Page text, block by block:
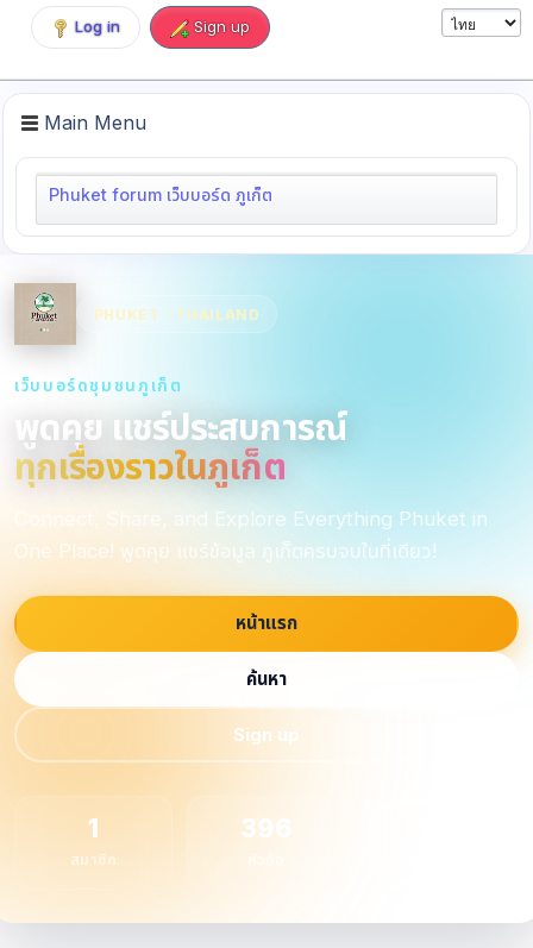
Log in Sign up
Main Menu
Phuket forum เว็บบอร์ด ภูเก็ต
PHUKET · THAILAND
เว็บบอร์ดชุมชนภูเก็ต
พูดคุย แชร์ประสบการณ์
ทุกเรื่องราวในภูเก็ต
Connect, Share, and Explore Everything Phuket in
One Place! พูดคุย แชร์ข้อมูล ภูเก็ตครบจบในที่เดียว!
หน้าแรก
ค้นหา
Sign up
1
สมาชิก
396